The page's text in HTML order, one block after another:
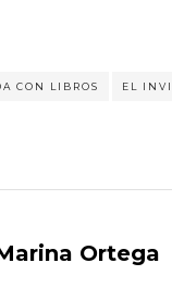
CON LIBROS EL
Ortega